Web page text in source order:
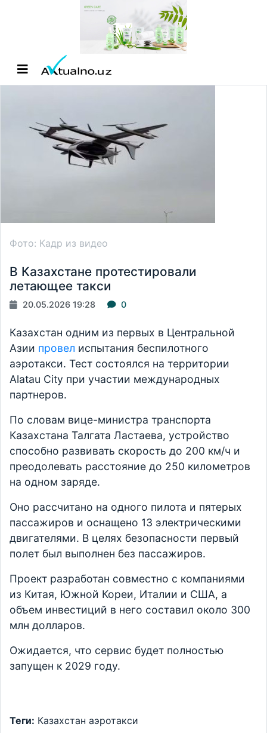
Фото: Кадр из видео
В Казахстане протестировали
летающее такси
20.05.2026 19:28 0
Казахстан одним из первых в Центральной
Азии провел испытания беспилотного
аэротакси. Тест состоялся на территории
Alatau City при участии международных
партнеров.
По словам вице-министра транспорта
Казахстана Талгата Ластаева, устройство
способно развивать скорость до 200 км/ч и
преодолевать расстояние до 250 километров
на одном заряде.
Оно рассчитано на одного пилота и пятерых
пассажиров и оснащено 13 электрическими
двигателями. В целях безопасности первый
полет был выполнен без пассажиров.
Проект разработан совместно с компаниями
из Китая, Южной Кореи, Италии и США, а
объем инвестиций в него составил около 300
млн долларов.
Ожидается, что сервис будет полностью
запущен к 2029 году.
Теги: Казахстан аэротакси